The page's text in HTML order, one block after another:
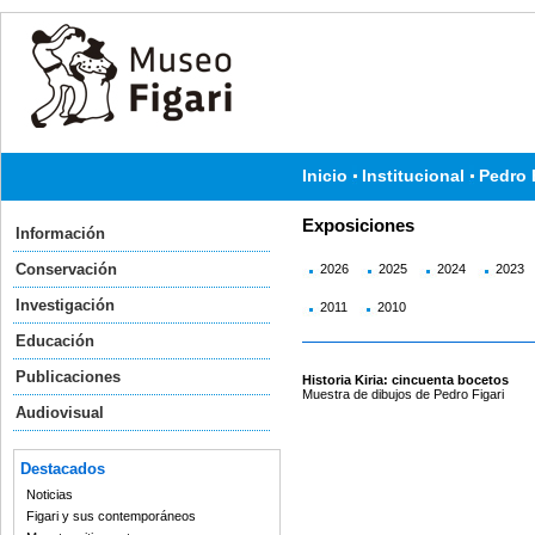
Inicio Institucional Pedro
Información
Conservación
Investigación
Educación
Publicaciones
Audiovisual
Destacados
Noticias
Figari y sus contemporáneos
Exposiciones
2026 2025 2024 2023
2011 2010
Historia Kiria: cincuenta bocetos
Muestra de dibujos de Pedro Figari